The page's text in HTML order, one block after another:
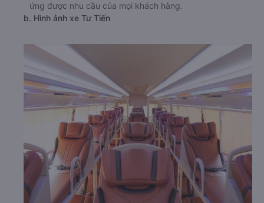
ứng được nhu cầu của mọi khách hàng.
b. Hình ảnh xe Tư Tiến